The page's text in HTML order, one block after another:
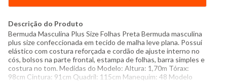
Descrição do Produto
Bermuda Masculina Plus Size Folhas Preta Bermuda masculina
plus size confeccionada em tecido de malha leve plana. Possui
elástico com costura reforçada e cordão de ajuste interno no
cós, bolsos na parte frontal, estampa de folhas, barra simples e
costura no tom. Medidas do Modelo: Altura: 1,70m Tórax:
98cm Cintura: 91cm Quadril: 115cm Manequim: 48 Modelo